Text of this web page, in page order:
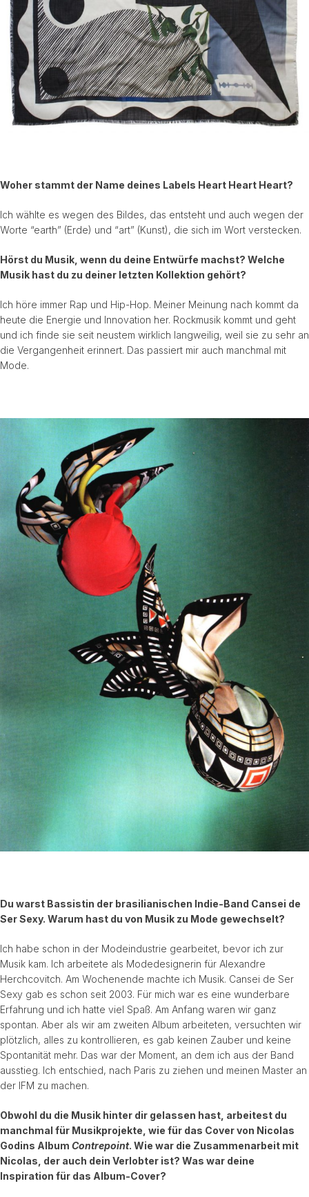
Woher stammt der Name deines Labels Heart Heart Heart?
Ich wählte es wegen des Bildes, das entsteht und auch wegen der
Worte “earth” (Erde) und “art” (Kunst), die sich im Wort verstecken.
Hörst du Musik, wenn du deine Entwürfe machst? Welche
Musik hast du zu deiner letzten Kollektion gehört?
Ich höre immer Rap und Hip-Hop. Meiner Meinung nach kommt da
heute die Energie und Innovation her. Rockmusik kommt und geht
und ich finde sie seit neustem wirklich langweilig, weil sie zu sehr an
die Vergangenheit erinnert. Das passiert mir auch manchmal mit
Mode.
Du warst Bassistin der brasilianischen Indie-Band Cansei de
Ser Sexy. Warum hast du von Musik zu Mode gewechselt?
Ich habe schon in der Modeindustrie gearbeitet, bevor ich zur
Musik kam. Ich arbeitete als Modedesignerin für Alexandre
Herchcovitch. Am Wochenende machte ich Musik. Cansei de Ser
Sexy gab es schon seit 2003. Für mich war es eine wunderbare
Erfahrung und ich hatte viel Spaß. Am Anfang waren wir ganz
spontan. Aber als wir am zweiten Album arbeiteten, versuchten wir
plötzlich, alles zu kontrollieren, es gab keinen Zauber und keine
Spontanität mehr. Das war der Moment, an dem ich aus der Band
ausstieg. Ich entschied, nach Paris zu ziehen und meinen Master an
der IFM zu machen.
Obwohl du die Musik hinter dir gelassen hast, arbeitest du
manchmal für Musikprojekte, wie für das Cover von Nicolas
Godins Album Contrepoint. Wie war die Zusammenarbeit mit
Nicolas, der auch dein Verlobter ist? Was war deine
Inspiration für das Album-Cover?